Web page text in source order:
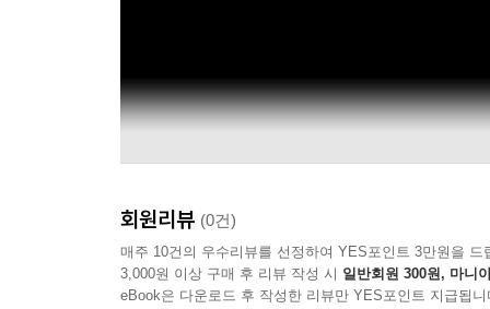
회원리뷰 (0건)
매주 10건의 우수리뷰를 선정하여 YES포인트 3만원을 드
3,000원 이상 구매 후 리뷰 작성 시 일반회원 300원, 마니
eBook은 다운로드 후 작성한 리뷰만 YES포인트 지급됩니